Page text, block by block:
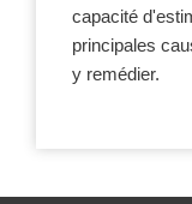
capacité
principales
y remédier.